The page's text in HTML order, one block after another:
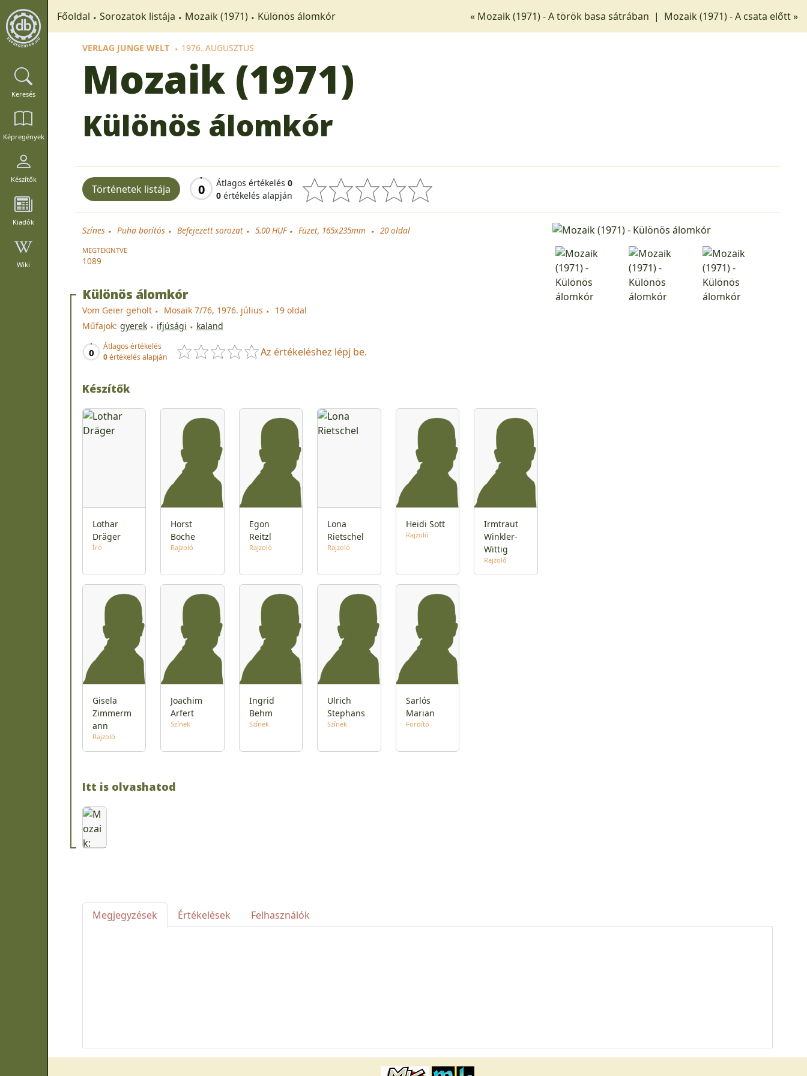
Keresés
Képregények
Készítők
Kiadók
Wiki
Főoldal Sorozatok listája Mozaik (1971) Különös álomkór « Mozaik (1971) - A török basa sátrában | Mozaik (1971) - A csata előtt »
VERLAG JUNGE WELT 1976. AUGUSZTUS
Mozaik (1971)
Különös álomkór
Történetek listája 0 Átlagos értékelés 0
0 értékelés alapján
Színes Puha borítós Befejezett sorozat 5.00 HUF Füzet, 165x235mm 20oldal
MEGTEKINTVE
1089
Különös álomkór
Vom Geier geholt Mosaik 7/76, 1976. július
19 oldal
Műfajok: gyerek ifjúsági kaland
0
Átlagos értékelés
0értékelés alapján Az értékeléshez lépj be.
Készítők
Lothar
Dräger
Író
Horst
Boche
Rajzoló
Egon
Reitzl
Rajzoló
Lona
Rietschel
Rajzoló
Heidi Sott
Rajzoló
Irmtraut
Winkler-
Wittig
Rajzoló
Gisela
Zimmerm
ann
Rajzoló
Joachim
Arfert
Színek
Ingrid
Behm
Színek
Ulrich
Stephans
Színek
Sarlós
Marian
Fordító
Itt is olvashatod
Megjegyzések Értékelések Felhasználók